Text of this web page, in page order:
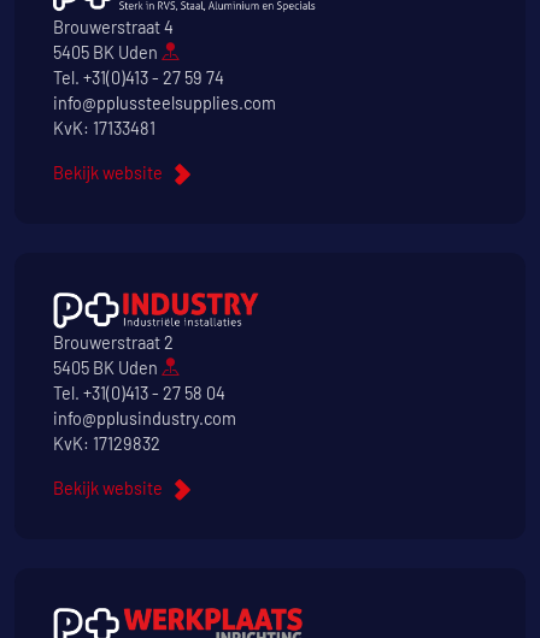
Brouwerstraat 4
5405 BK Uden
Tel. +31(0)413 - 27 59 74
info@pplussteelsupplies.com
KvK: 17133481
Bekijk website
Brouwerstraat 2
5405 BK Uden
Tel. +31(0)413 - 27 58 04
info@pplusindustry.com
KvK: 17129832
Bekijk website